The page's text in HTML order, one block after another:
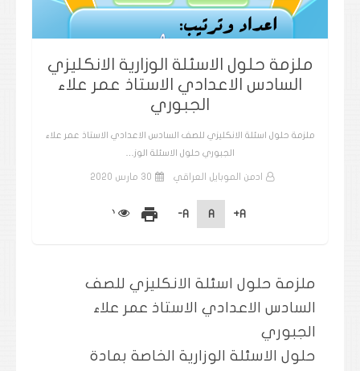
ملزمة حلول الاسئلة الوزارية الانكليزي
السادس الاعدادي الاستاذ عمر علاء
الجبوري
ملزمة حلول اسئلة الانكليزي للصف السادس الاعدادي الاستاذ عمر علاء
الجبوري حلول الاسئلة الوز…
ادمن الموبايل العراقي 30 مارس 2020
A+
A
A-
print
ملزمة حلول اسئلة الانكليزي للصف
السادس الاعدادي الاستاذ عمر علاء
الجبوري
حلول الاسئلة الوزارية الخاصة بمادة